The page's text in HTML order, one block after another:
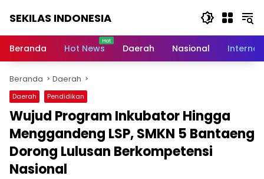
SEKILAS INDONESIA
Terkini,
Latest
World,
Headlines,
News
Today
Beranda Hot News Daerah Nasional
Beranda Daerah
Daerah Pendidikan
Wujud Program Inkubator Hingga
Menggandeng LSP, SMKN 5 Bantaeng
Dorong Lulusan Berkompetensi
Nasional